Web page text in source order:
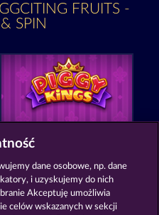
FRUITS -
SPIN
Piggy Kings
dane osobowe, np. dane
i uzyskujemy do nich
Akceptuję umożliwia
celów wskazanych w sekcji